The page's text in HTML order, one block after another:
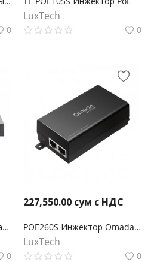
0
LuxTech
0
DS111P Неуправляемый настольный коммутатор Omada с 8 портами 10/100 Мбит/с и 3 гигабитными портами с 8 портами PoE+
0
227,550.00 сум с НДС
POE260S Инжектор Omada PoE+ 2,5 Гбит/с
LuxTech
0